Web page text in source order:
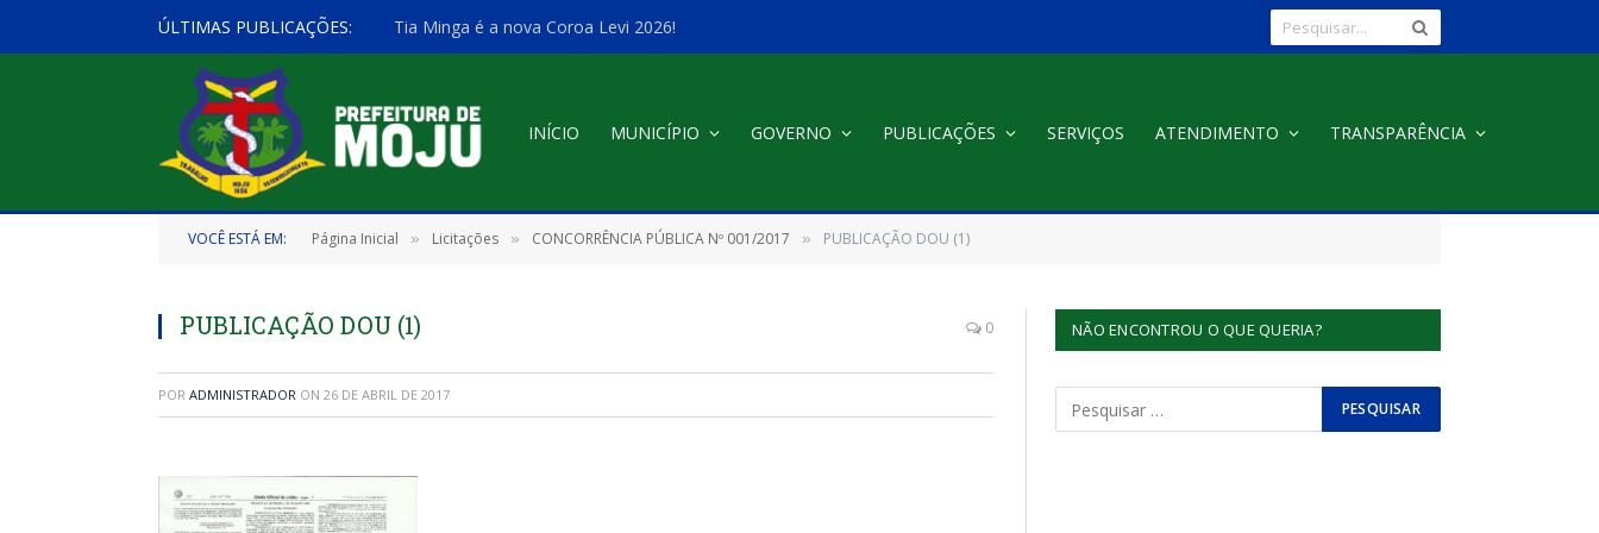
ÚLTIMAS PUBLICAÇÕES: Tia Minga é a nova Coroa Levi 2026!
INÍCIO MUNICÍPIO GOVERNO PUBLICAÇÕES SERVIÇOS ATENDIMENTO TRANSPARÊNCIA
VOCÊ ESTÁ EM: Página Inicial » Licitações » CONCORRÊNCIA PÚBLICA Nº 001/2017 » PUBLICAÇÃO DOU (1)
PUBLICAÇÃO DOU (1) 0
POR ADMINISTRADOR ON 26 DE ABRIL DE 2017
NÃO ENCONTROU O QUE QUERIA?